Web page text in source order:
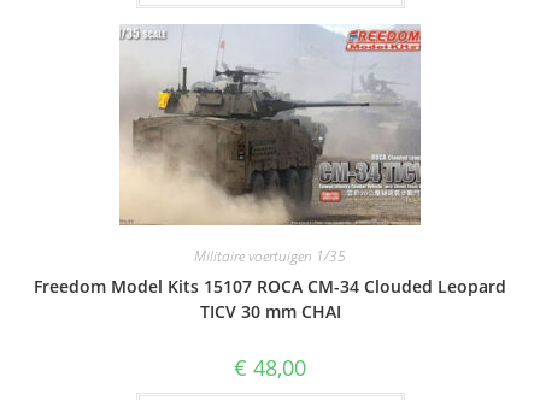
Militaire voertuigen 1/35
Freedom Model Kits 15107 ROCA CM-34 Clouded Leopard
TICV 30 mm CHAI
€ 48,00